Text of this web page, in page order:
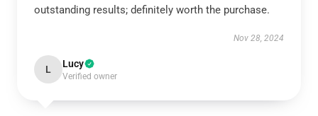
outstanding results; definitely worth the purchase.
Nov 28, 2024
L Lucy
Verified owner